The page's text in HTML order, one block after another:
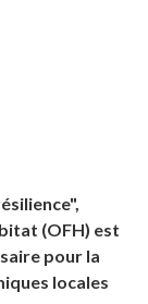
(OFH) est
pour la
locales